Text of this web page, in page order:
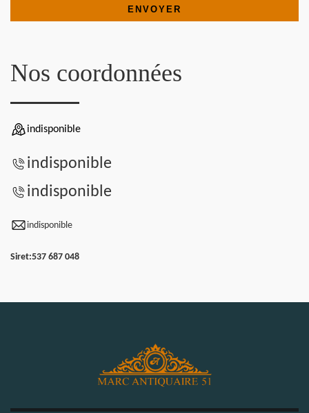
Nos coordonnées
indisponible
indisponible
indisponible
indisponible
Siret:537 687 048